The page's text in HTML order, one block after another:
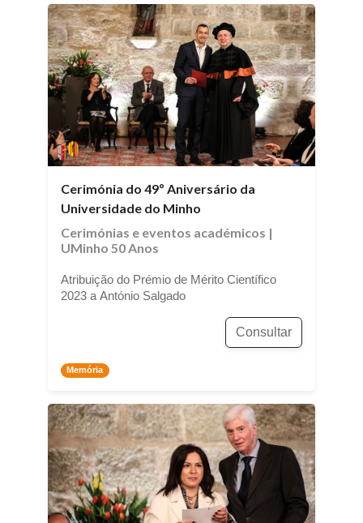
Cerimónia do 49º Aniversário da
Universidade do Minho
Cerimónias e eventos académicos |
UMinho 50 Anos
Atribuição do Prémio de Mérito Científico
2023 a António Salgado
Consultar
Memória